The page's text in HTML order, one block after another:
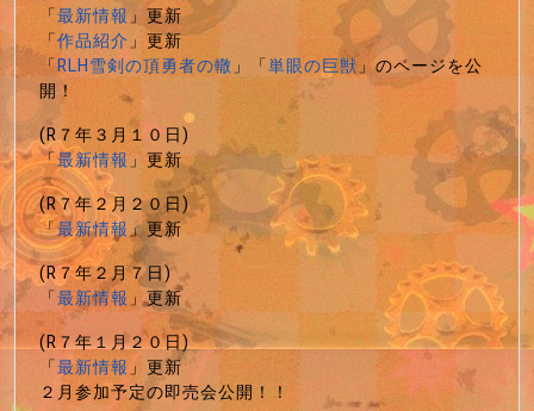
「最新情報」更新
「作品紹介」更新
「RLH雪剣の頂勇者の轍」「単眼の巨獣」のページを公
開！
(R７年３月１０日)
「最新情報」更新
(R７年２月２０日)
「最新情報」更新
(R７年２月７日)
「最新情報」更新
(R７年１月２０日)
「最新情報」更新
２月参加予定の即売会公開！！